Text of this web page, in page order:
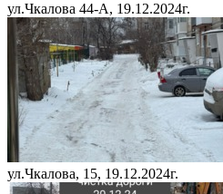
ул.Чкалова 44-А, 19.12.2024г.
ул.Чкалова, 15, 19.12.2024г.